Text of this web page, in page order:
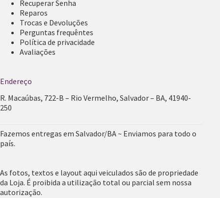
Recuperar Senha
Reparos
Trocas e Devoluções
Perguntas frequêntes
Política de privacidade
Avaliações
Endereço
R. Macaúbas, 722-B – Rio Vermelho, Salvador – BA, 41940-
250
Fazemos entregas em Salvador/BA ~ Enviamos para todo o
país.
As fotos, textos e layout aqui veiculados são de propriedade
da Loja. É proibida a utilização total ou parcial sem nossa
autorização.